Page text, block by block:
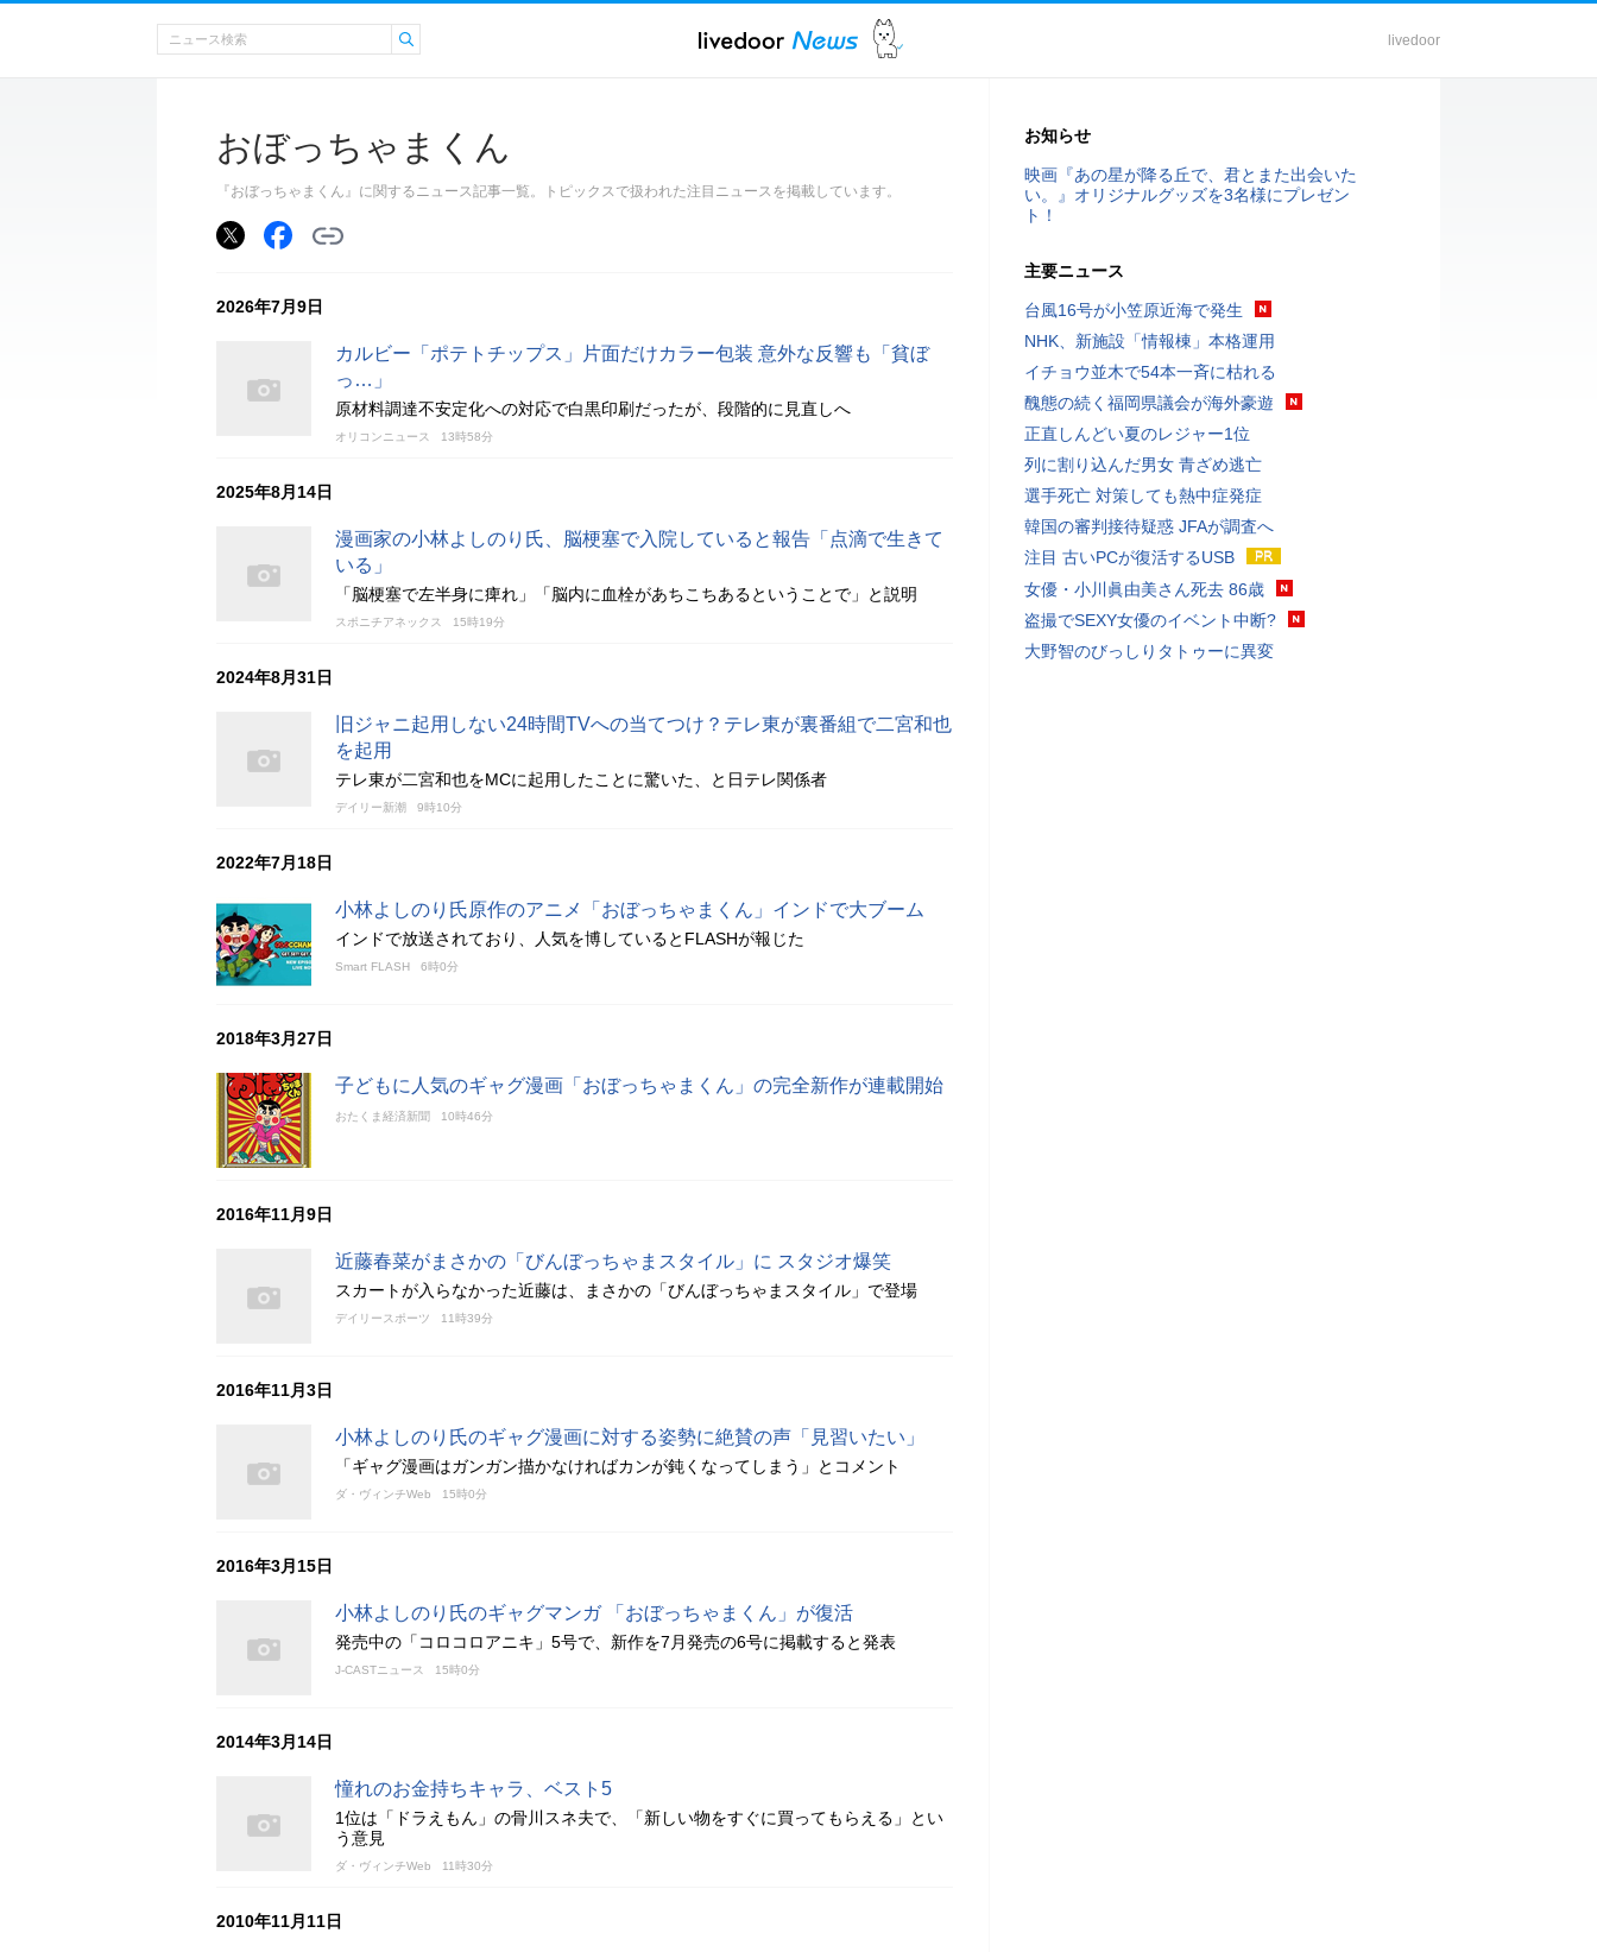
livedoor
おぼっちゃまくん
『おぼっちゃまくん』に関するニュース記事一覧。トピックスで扱われた注目ニュースを掲載しています。
2026年7月9日
カルビー「ポテトチップス」片面だけカラー包装 意外な反響も「貧ぼ
っ…」
原材料調達不安定化への対応で白黒印刷だったが、段階的に見直しへ
オリコンニュース 13時58分
2025年8月14日
漫画家の小林よしのり氏、脳梗塞で入院していると報告「点滴で生きて
いる」
「脳梗塞で左半身に痺れ」「脳内に血栓があちこちあるということで」と説明
スポニチアネックス 15時19分
2024年8月31日
旧ジャニ起用しない24時間TVへの当てつけ？テレ東が裏番組で二宮和也
を起用
テレ東が二宮和也をMCに起用したことに驚いた、と日テレ関係者
デイリー新潮 9時10分
2022年7月18日
小林よしのり氏原作のアニメ「おぼっちゃまくん」インドで大ブーム
インドで放送されており、人気を博しているとFLASHが報じた
Smart FLASH 6時0分
2018年3月27日
子どもに人気のギャグ漫画「おぼっちゃまくん」の完全新作が連載開始
おたくま経済新聞 10時46分
2016年11月9日
近藤春菜がまさかの「びんぼっちゃまスタイル」に スタジオ爆笑
スカートが入らなかった近藤は、まさかの「びんぼっちゃまスタイル」で登場
デイリースポーツ 11時39分
2016年11月3日
小林よしのり氏のギャグ漫画に対する姿勢に絶賛の声「見習いたい」
「ギャグ漫画はガンガン描かなければカンが鈍くなってしまう」とコメント
ダ・ヴィンチWeb 15時0分
2016年3月15日
小林よしのり氏のギャグマンガ 「おぼっちゃまくん」が復活
発売中の「コロコロアニキ」5号で、新作を7月発売の6号に掲載すると発表
J-CASTニュース 15時0分
2014年3月14日
憧れのお金持ちキャラ、ベスト5
1位は「ドラえもん」の骨川スネ夫で、「新しい物をすぐに買ってもらえる」とい
う意見
ダ・ヴィンチWeb 11時30分
2010年11月11日
お知らせ
映画『あの星が降る丘で、君とまた出会いた
い。』オリジナルグッズを3名様にプレゼン
ト！
主要ニュース
台風16号が小笠原近海で発生
NHK、新施設「情報棟」本格運用
イチョウ並木で54本一斉に枯れる
醜態の続く福岡県議会が海外豪遊
正直しんどい夏のレジャー1位
列に割り込んだ男女 青ざめ逃亡
選手死亡 対策しても熱中症発症
韓国の審判接待疑惑 JFAが調査へ
注目 古いPCが復活するUSB
女優・小川眞由美さん死去 86歳
盗撮でSEXY女優のイベント中断?
大野智のびっしりタトゥーに異変